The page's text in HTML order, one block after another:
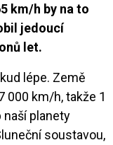
km/h by na to
jedoucí
let.
lépe. Země
000 km/h, takže 1
naší planety
soustavou,